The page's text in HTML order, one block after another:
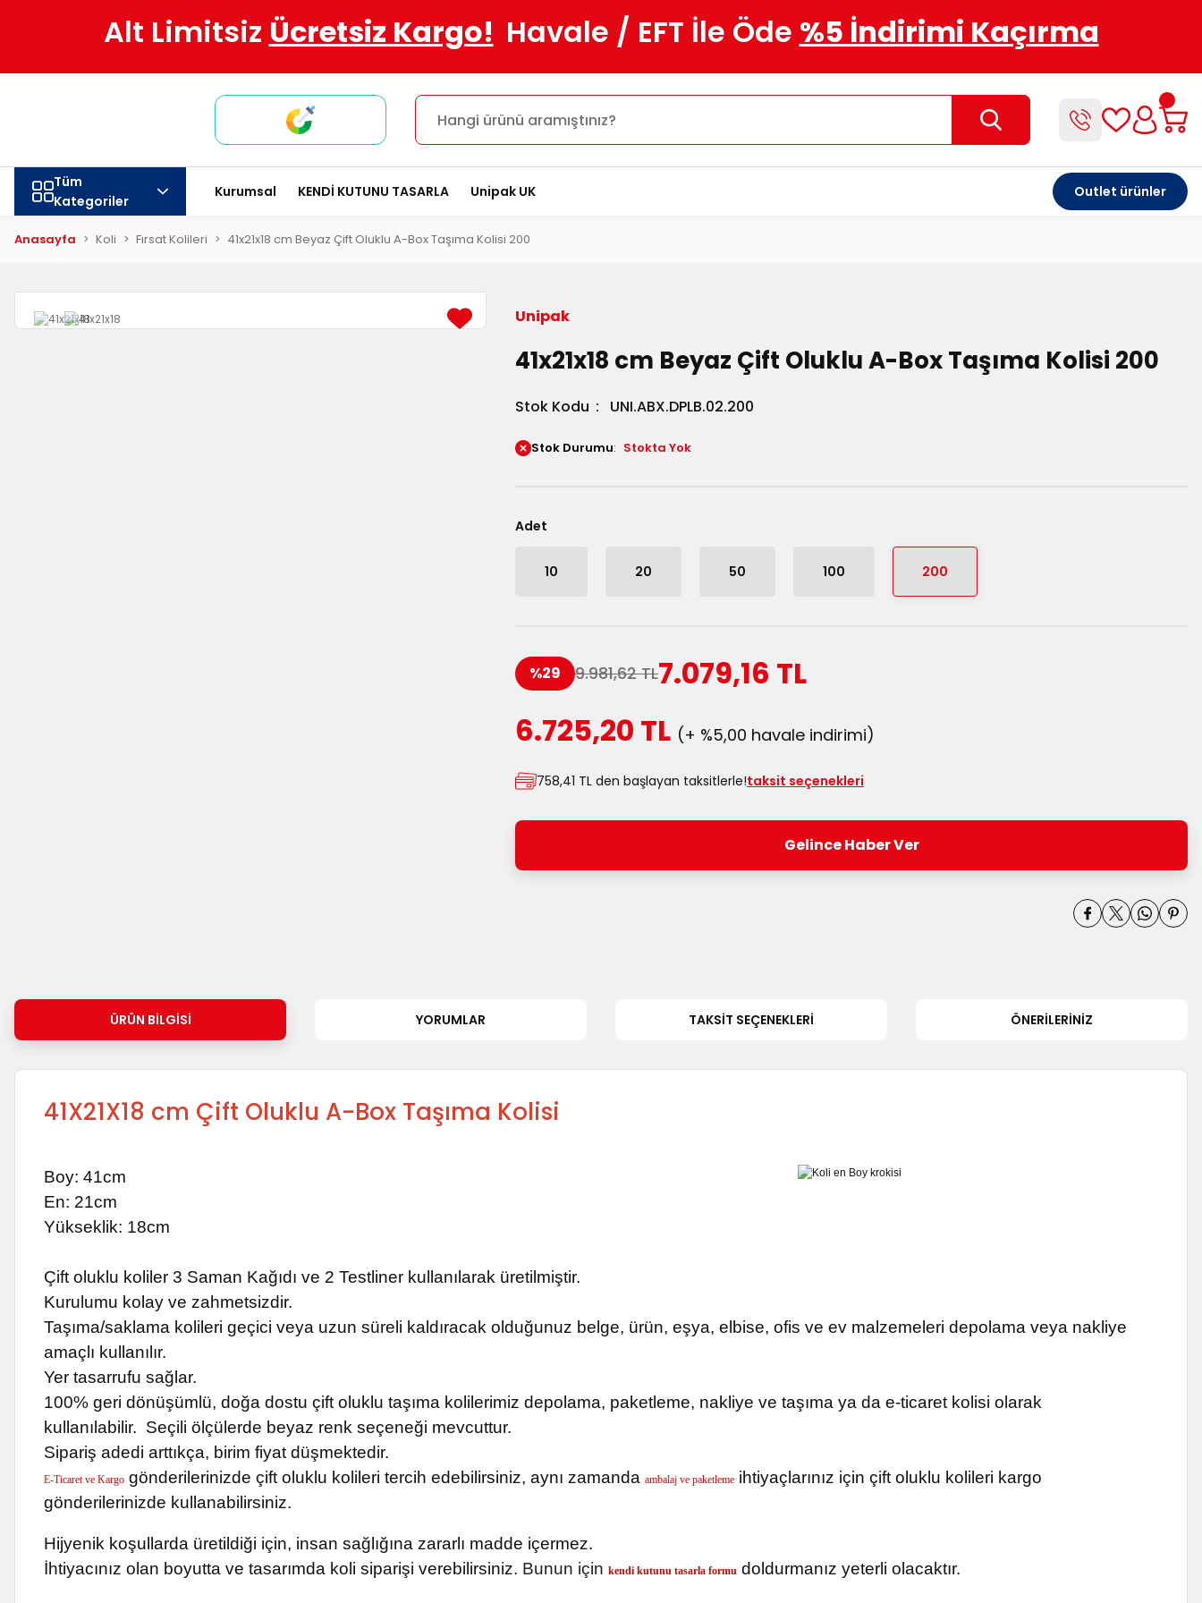
Alt Limitsiz Ücretsiz Kargo! Havale / EFT İle Öde %5 İndirimi Kaçırma
Tüm
Kategoriler
Kurumsal KENDİ KUTUNU TASARLA Unipak UK Outlet ürünler
Anasayfa Koli Fırsat Kolileri 41x21x18 cm Beyaz Çift Oluklu A-Box Taşıma Kolisi 200
Unipak
41x21x18 cm Beyaz Çift Oluklu A-Box Taşıma Kolisi 200
Stok Kodu UNI.ABX.DPLB.02.200
Stok Durumu Stokta Yok
Adet
10 20 50 100 200
%29 9.981,62 TL7.079,16 TL
6.725,20 TL (+ %5,00 havale indirimi)
758,41 TL den başlayan taksitlerle!taksit seçenekleri
Gelince Haber Ver
ÜRÜN BILGISI YORUMLAR TAKSIT SEÇENEKLERI ÖNERILERINIZ
41X21X18 cm Çift Oluklu A-Box Taşıma Kolisi
Boy: 41cm
En: 21cm
Yükseklik: 18cm
Çift oluklu koliler 3 Saman Kağıdı ve 2 Testliner kullanılarak üretilmiştir.
Kurulumu kolay ve zahmetsizdir.
Taşıma/saklama kolileri geçici veya uzun süreli kaldıracak olduğunuz belge, ürün, eşya, elbise, ofis ve ev malzemeleri depolama veya nakliye
amaçlı kullanılır.
Yer tasarrufu sağlar.
100% geri dönüşümlü, doğa dostu çift oluklu taşıma kolilerimiz depolama, paketleme, nakliye ve taşıma ya da e-ticaret kolisi olarak
kullanılabilir. Seçili ölçülerde beyaz renk seçeneği mevcuttur.
Sipariş adedi arttıkça, birim fiyat düşmektedir.
E-Ticaret ve Kargo gönderilerinizde çift oluklu kolileri tercih edebilirsiniz, aynı zamanda ambalaj ve paketleme ihtiyaçlarınız için çift oluklu kolileri kargo
gönderilerinizde kullanabilirsiniz.
Hijyenik koşullarda üretildiği için, insan sağlığına zararlı madde içermez.
İhtiyacınız olan boyutta ve tasarımda koli siparişi verebilirsiniz. Bunun için kendi kutunu tasarla formu doldurmanız yeterli olacaktır.